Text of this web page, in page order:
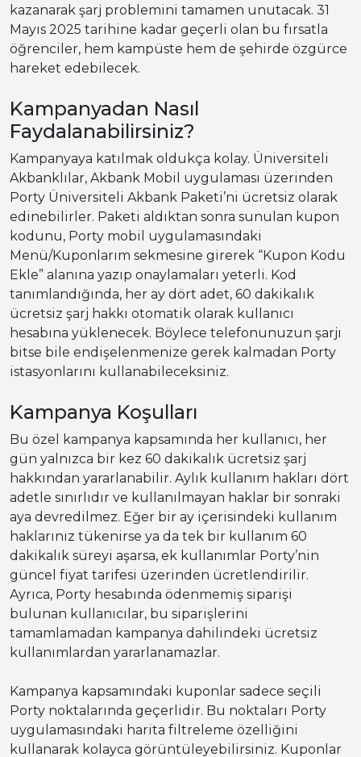
kazanarak şarj problemini tamamen unutacak. 31
Mayıs 2025 tarihine kadar geçerli olan bu fırsatla
öğrenciler, hem kampüste hem de şehirde özgürce
hareket edebilecek.
Kampanyadan Nasıl
Faydalanabilirsiniz?
Kampanyaya katılmak oldukça kolay. Üniversiteli
Akbanklılar, Akbank Mobil uygulaması üzerinden
Porty Üniversiteli Akbank Paketi’ni ücretsiz olarak
edinebilirler. Paketi aldıktan sonra sunulan kupon
kodunu, Porty mobil uygulamasındaki
Menü/Kuponlarım sekmesine girerek “Kupon Kodu
Ekle” alanına yazıp onaylamaları yeterli. Kod
tanımlandığında, her ay dört adet, 60 dakikalık
ücretsiz şarj hakkı otomatik olarak kullanıcı
hesabına yüklenecek. Böylece telefonunuzun şarjı
bitse bile endişelenmenize gerek kalmadan Porty
istasyonlarını kullanabileceksiniz.
Kampanya Koşulları
Bu özel kampanya kapsamında her kullanıcı, her
gün yalnızca bir kez 60 dakikalık ücretsiz şarj
hakkından yararlanabilir. Aylık kullanım hakları dört
adetle sınırlıdır ve kullanılmayan haklar bir sonraki
aya devredilmez. Eğer bir ay içerisindeki kullanım
haklarınız tükenirse ya da tek bir kullanım 60
dakikalık süreyi aşarsa, ek kullanımlar Porty’nin
güncel fiyat tarifesi üzerinden ücretlendirilir.
Ayrıca, Porty hesabında ödenmemiş siparişi
bulunan kullanıcılar, bu siparişlerini
tamamlamadan kampanya dahilindeki ücretsiz
kullanımlardan yararlanamazlar.
Kampanya kapsamındaki kuponlar sadece seçili
Porty noktalarında geçerlidir. Bu noktaları Porty
uygulamasındaki harita filtreleme özelliğini
kullanarak kolayca görüntüleyebilirsiniz. Kuponlar